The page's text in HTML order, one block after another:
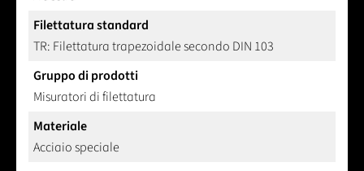
Filettatura standard
TR: Filettatura trapezoidale secondo DIN 103
Gruppo di prodotti
Misuratori di filettatura
Materiale
Acciaio speciale